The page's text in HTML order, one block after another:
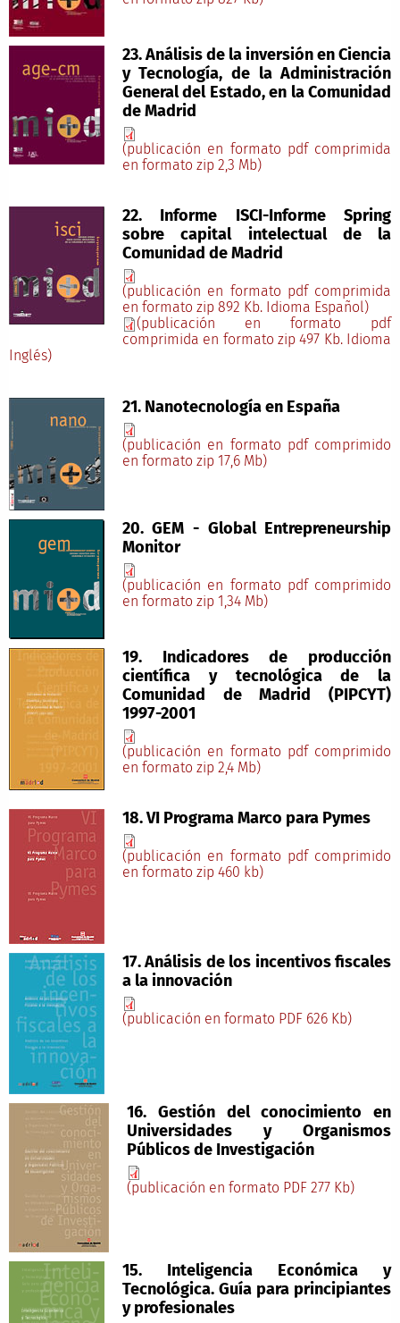
23. Análisis de la inversión en Ciencia
y Tecnología, de la Administración
General del Estado, en la Comunidad
de Madrid
(publicación en formato pdf comprimida
en formato zip 2,3 Mb)
22. Informe ISCI-Informe Spring
sobre capital intelectual de la
Comunidad de Madrid
(publicación en formato pdf comprimida
en formato zip 892 Kb. Idioma Español)
(publicación en formato pdf
comprimida en formato zip 497 Kb. Idioma
Inglés)
21. Nanotecnología en España
(publicación en formato pdf comprimido
en formato zip 17,6 Mb)
20. GEM - Global Entrepreneurship
Monitor
(publicación en formato pdf comprimido
en formato zip 1,34 Mb)
19. Indicadores de producción
científica y tecnológica de la
Comunidad de Madrid (PIPCYT)
1997-2001
(publicación en formato pdf comprimido
en formato zip 2,4 Mb)
18. VI Programa Marco para Pymes
(publicación en formato pdf comprimido
en formato zip 460 kb)
17. Análisis de los incentivos fiscales
a la innovación
(publicación en formato PDF 626 Kb)
16. Gestión del conocimiento en
Universidades y Organismos
Públicos de Investigación
(publicación en formato PDF 277 Kb)
15. Inteligencia Económica y
Tecnológica. Guía para principiantes
y profesionales